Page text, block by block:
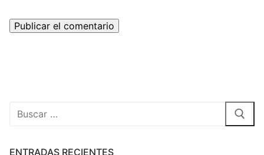
Buscar:
ENTRADAS RECIENTES